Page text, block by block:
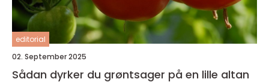
editorial
02. September 2025
Sådan dyrker du grøntsager på en lille altan